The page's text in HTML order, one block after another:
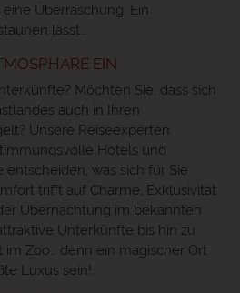
Überraschung. Ein
lässt…
EIN
Möchten Sie, dass sich
auch in Ihren
Unsere Reiseexperten
Hotels und
entscheiden, was sich für Sie
trifft auf Charme, Exklusivität
Übernachtung im bekannten
Unterkünfte bis hin zu
Zoo… denn ein magischer Ort
Luxus sein!